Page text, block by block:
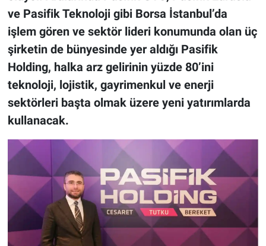
ve Pasifik Teknoloji gibi Borsa İstanbul’da
işlem gören ve sektör lideri konumunda olan üç
şirketin de bünyesinde yer aldığı Pasifik
Holding, halka arz gelirinin yüzde 80’ini
teknoloji, lojistik, gayrimenkul ve enerji
sektörleri başta olmak üzere yeni yatırımlarda
kullanacak.